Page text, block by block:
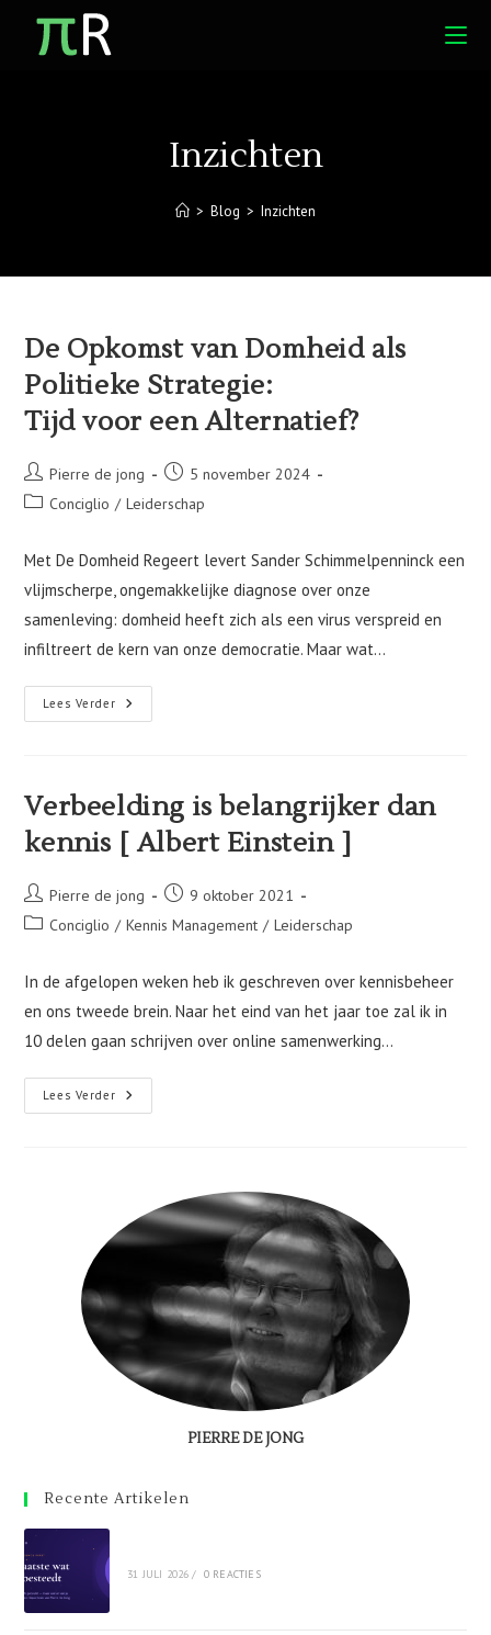
Inzichten
> Blog > Inzichten
De Opkomst van Domheid als
Politieke Strategie:
Tijd voor een Alternatief?
Bericht
auteur:
Pierre de jong
Bericht
gepubliceerd
5 november 2024
Berichtcategorie:
Conciglio / Leiderschap
Met De Domheid Regeert levert Sander Schimmelpenninck een
vlijmscherpe, ongemakkelijke diagnose over onze
samenleving: domheid heeft zich als een virus verspreid en
infiltreert de kern van onze democratie. Maar wat…
Lees Verder De
Opkomst
Strategie:
Tijd
Voor
Een
Alternatief?
Verbeelding is belangrijker dan
kennis [ Albert Einstein ]
Bericht
auteur:
Pierre de jong
Bericht
gepubliceerd
9 oktober 2021
Berichtcategorie:
Conciglio / Kennis Management / Leiderschap
In de afgelopen weken heb ik geschreven over kennisbeheer
en ons tweede brein. Naar het eind van het jaar toe zal ik in
10 delen gaan schrijven over online samenwerking…
Lees Verder Verbeelding
Is
Einstein
PIERRE DE JONG
Recente Artikelen
31 JULI 2026 / 0 REACTIES